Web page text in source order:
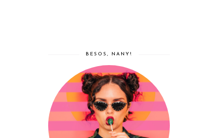
BESOS, NANY!